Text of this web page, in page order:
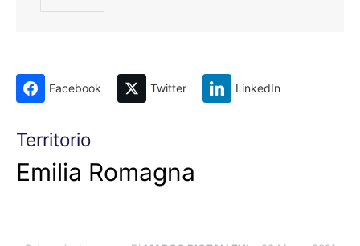
Facebook Twitter LinkedIn
Territorio
Emilia Romagna